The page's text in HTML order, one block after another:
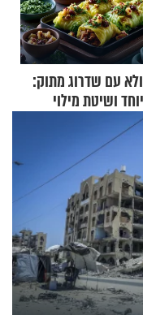
עם שדרוג מתוק:
ושיטת מילוי
לנסות